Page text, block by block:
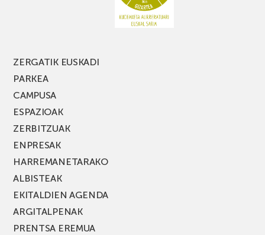
ZERGATIK EUSKADI
PARKEA
CAMPUSA
ESPAZIOAK
ZERBITZUAK
ENPRESAK
HARREMANETARAKO
ALBISTEAK
EKITALDIEN AGENDA
ARGITALPENAK
PRENTSA EREMUA